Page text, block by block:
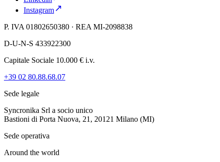
Instagram
P. IVA 01802650380 · REA MI-2098838
D-U-N-S 433922300
Capitale Sociale 10.000 € i.v.
+39 02 80.88.68.07
Sede legale
Syncronika Srl a socio unico
Bastioni di Porta Nuova, 21, 20121 Milano (MI)
Sede operativa
Around the world